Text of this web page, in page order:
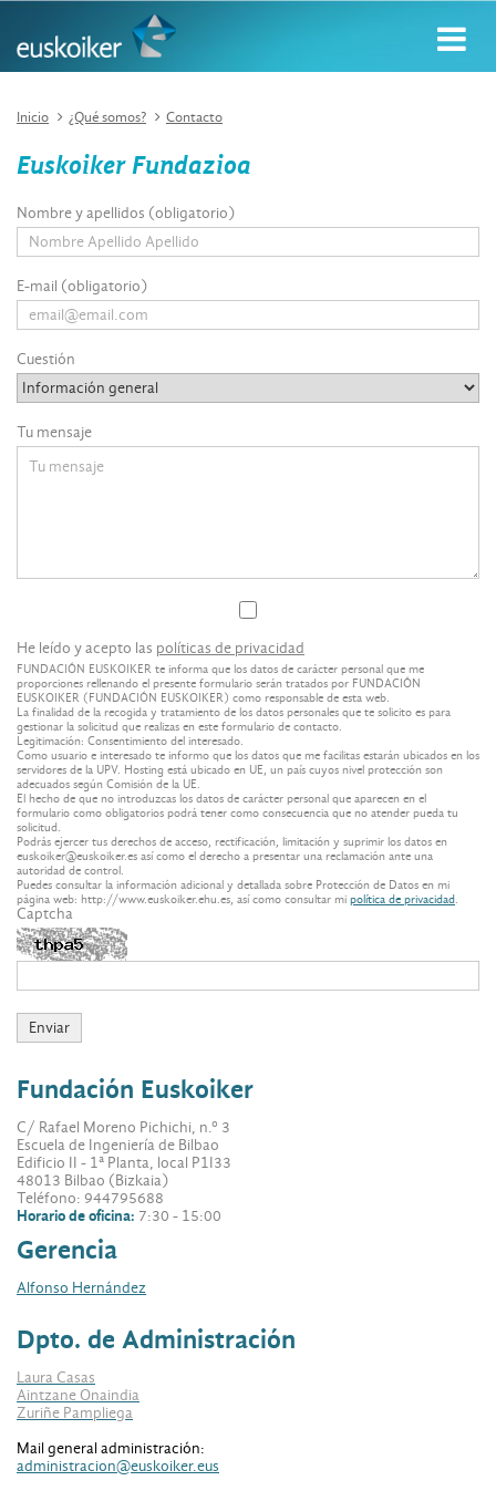
Inicio ¿Qué somos? Contacto
Euskoiker Fundazioa
Nombre y apellidos (obligatorio)
E-mail (obligatorio)
Cuestión
Tu mensaje
He leído y acepto las políticas de privacidad
FUNDACIÓN EUSKOIKER te informa que los datos de carácter personal que me
proporciones rellenando el presente formulario serán tratados por FUNDACIÓN
EUSKOIKER (FUNDACIÓN EUSKOIKER) como responsable de esta web.
La finalidad de la recogida y tratamiento de los datos personales que te solicito es para
gestionar la solicitud que realizas en este formulario de contacto.
Legitimación: Consentimiento del interesado.
Como usuario e interesado te informo que los datos que me facilitas estarán ubicados en los
servidores de la UPV. Hosting está ubicado en UE, un país cuyos nivel protección son
adecuados según Comisión de la UE.
El hecho de que no introduzcas los datos de carácter personal que aparecen en el
formulario como obligatorios podrá tener como consecuencia que no atender pueda tu
solicitud.
Podrás ejercer tus derechos de acceso, rectificación, limitación y suprimir los datos en
euskoiker@euskoiker.es así como el derecho a presentar una reclamación ante una
autoridad de control.
Puedes consultar la información adicional y detallada sobre Protección de Datos en mi
página web: http://www.euskoiker.ehu.es, así como consultar mi política de privacidad.
Captcha
Fundación Euskoiker
C/ Rafael Moreno Pichichi, n.º 3
Escuela de Ingeniería de Bilbao
Edificio II - 1ª Planta, local P1I33
48013 Bilbao (Bizkaia)
Teléfono: 944795688
Horario de oficina: 7:30 - 15:00
Gerencia
Alfonso Hernández
Dpto. de Administración
Laura Casas
Aintzane Onaindia
Zuriñe Pampliega
Mail general administración:
administracion@euskoiker.eus